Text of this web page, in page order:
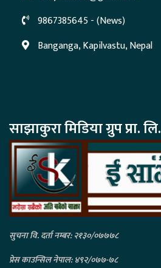
9867385645 - (News)
Banganga, Kapilvastu, Nepal
साझाकुरा मिडिया ग्रुप प्रा. लि.
सुचना वि. दर्ता नम्बर: २१३०/०७७७८
प्रेस काउन्सिल नेपाल: ४९२/०७७-७८